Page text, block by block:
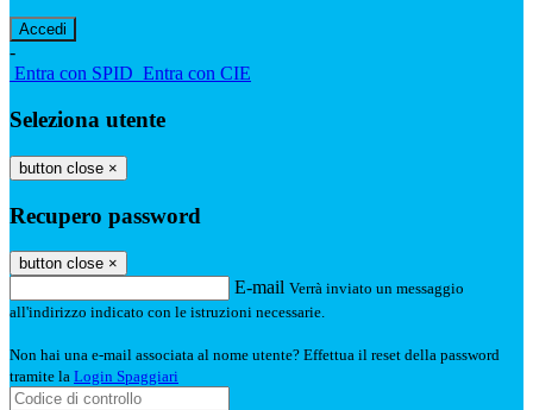
-
Entra con SPID Entra con CIE
Seleziona utente
button close ×
Recupero password
button close ×
E-mail Verrà inviato un messaggio
all'indirizzo indicato con le istruzioni necessarie.
Non hai una e-mail associata al nome utente? Effettua il reset della password
tramite la Login Spaggiari